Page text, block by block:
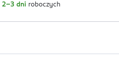
2-3 dni roboczych